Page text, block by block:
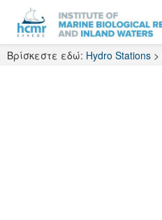
content
Βρίσκεστε εδώ: Hydro Stations >